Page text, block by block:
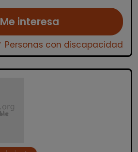
Me interesa
Personas con discapacidad